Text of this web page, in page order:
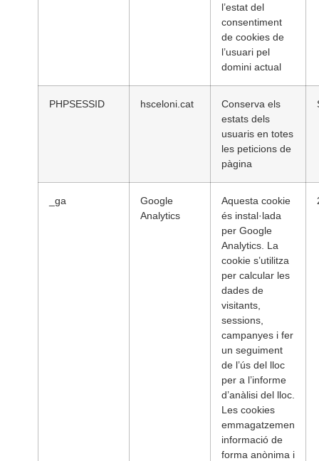
l’estat del
consentiment
de cookies de
l’usuari pel
domini actual
PHPSESSID hsceloni.cat
Conserva els
estats dels
usuaris en totes
les peticions de
pàgina
_ga
Google
Analytics
Aquesta cookie
és instal·lada
per Google
Analytics. La
cookie s’utilitza
per calcular les
dades de
visitants,
sessions,
campanyes i fer
un seguiment
de l’ús del lloc
per a l’informe
d’anàlisi del lloc.
Les cookies
emmagatzemen
informació de
forma anònima i